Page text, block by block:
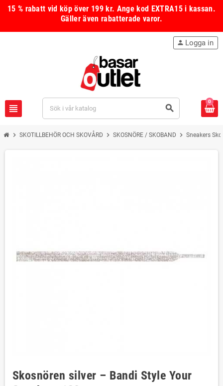
15 % rabatt vid köp över 199 kr. Ange kod EXTRA15i kassan.
Gäller även rabatterade varor.
view_headline search
person Logga in
0
chevron_right SKOTILLBEHÖR OCH SKOVÅRD chevron_right SKOSNÖRE / SKOBAND chevron_right Sneakers
Skosnören silver – Bandi Style Your